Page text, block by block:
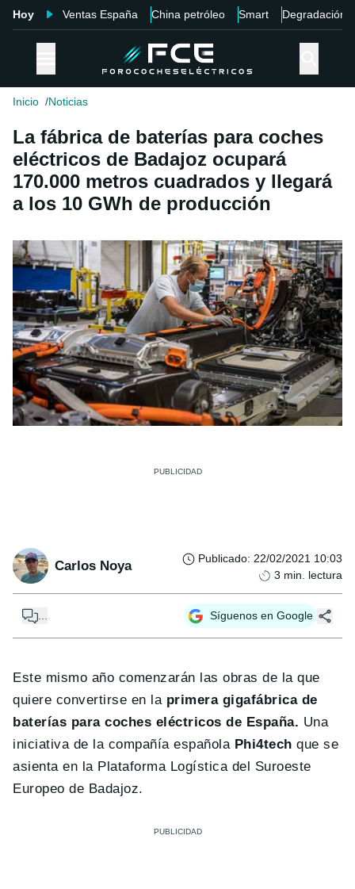
Hoy Ventas España China petróleo Smart Degradación
Inicio Noticias
La fábrica de baterías para coches
eléctricos de Badajoz ocupará
170.000 metros cuadrados y llegará
a los 10 GWh de producción
Carlos Noya Publicado: 22/02/2021 10:03
3 min. lectura
... Síguenos en Google
Este mismo año comenzarán las obras de la que
quiere convertirse en laprimera gigafábrica de
baterías para coches eléctricos de España. Una
iniciativa de la compañía españolaPhi4tech que se
asienta en la Plataforma Logística del Suroeste
Europeo de Badajoz.